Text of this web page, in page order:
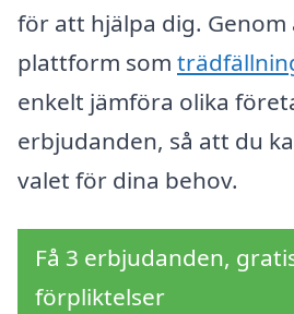
för att hjälpa dig.
plattform som
enkelt jämföra olika
erbjudanden, så att du
valet för dina behov.
Få 3 erbjudanden,
förpliktelser